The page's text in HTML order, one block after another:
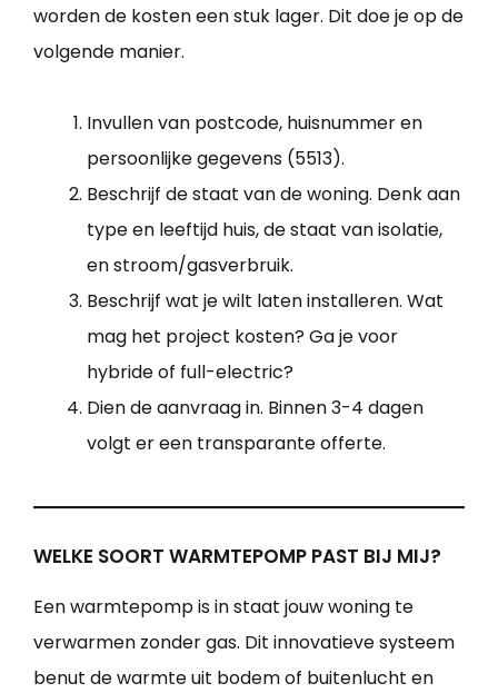
worden de kosten een stuk lager. Dit doe je op de
volgende manier.
Invullen van postcode, huisnummer en
persoonlijke gegevens (5513).
Beschrijf de staat van de woning. Denk aan
type en leeftijd huis, de staat van isolatie,
en stroom/gasverbruik.
Beschrijf wat je wilt laten installeren. Wat
mag het project kosten? Ga je voor
hybride of full-electric?
Dien de aanvraag in. Binnen 3-4 dagen
volgt er een transparante offerte.
WELKE SOORT WARMTEPOMP PAST BIJ MIJ?
Een warmtepomp is in staat jouw woning te
verwarmen zonder gas. Dit innovatieve systeem
benut de warmte uit bodem of buitenlucht en